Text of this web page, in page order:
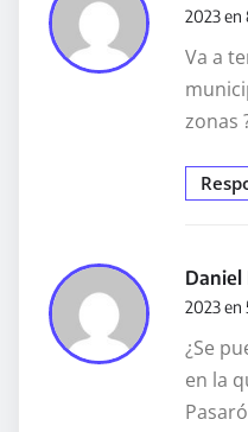
2023 en
Va a
zonas
Daniel
2023 en
¿Se
en la